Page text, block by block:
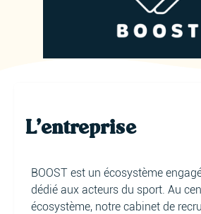
L'entreprise
BOOST est un écosystème
dédié aux acteurs du sport. Au
écosystème, notre cabinet de